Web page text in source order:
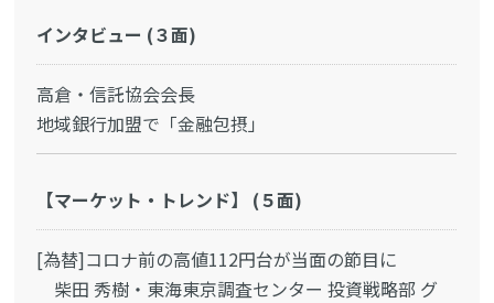
インタビュー (３面)
高倉・信託協会会長
地域銀行加盟で「金融包摂」
【マーケット・トレンド】 (５面)
[為替]コロナ前の高値112円台が当面の節目に
柴田 秀樹・東海東京調査センター 投資戦略部 グ